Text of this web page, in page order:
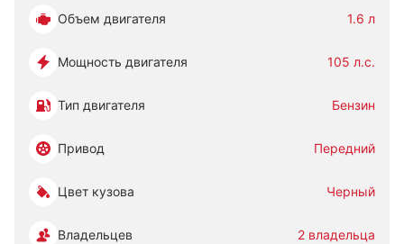
Объем двигателя 1.6 л
Мощность двигателя 105 л.с.
Тип двигателя Бензин
Привод Передний
Цвет кузова Черный
Владельцев 2 владельца